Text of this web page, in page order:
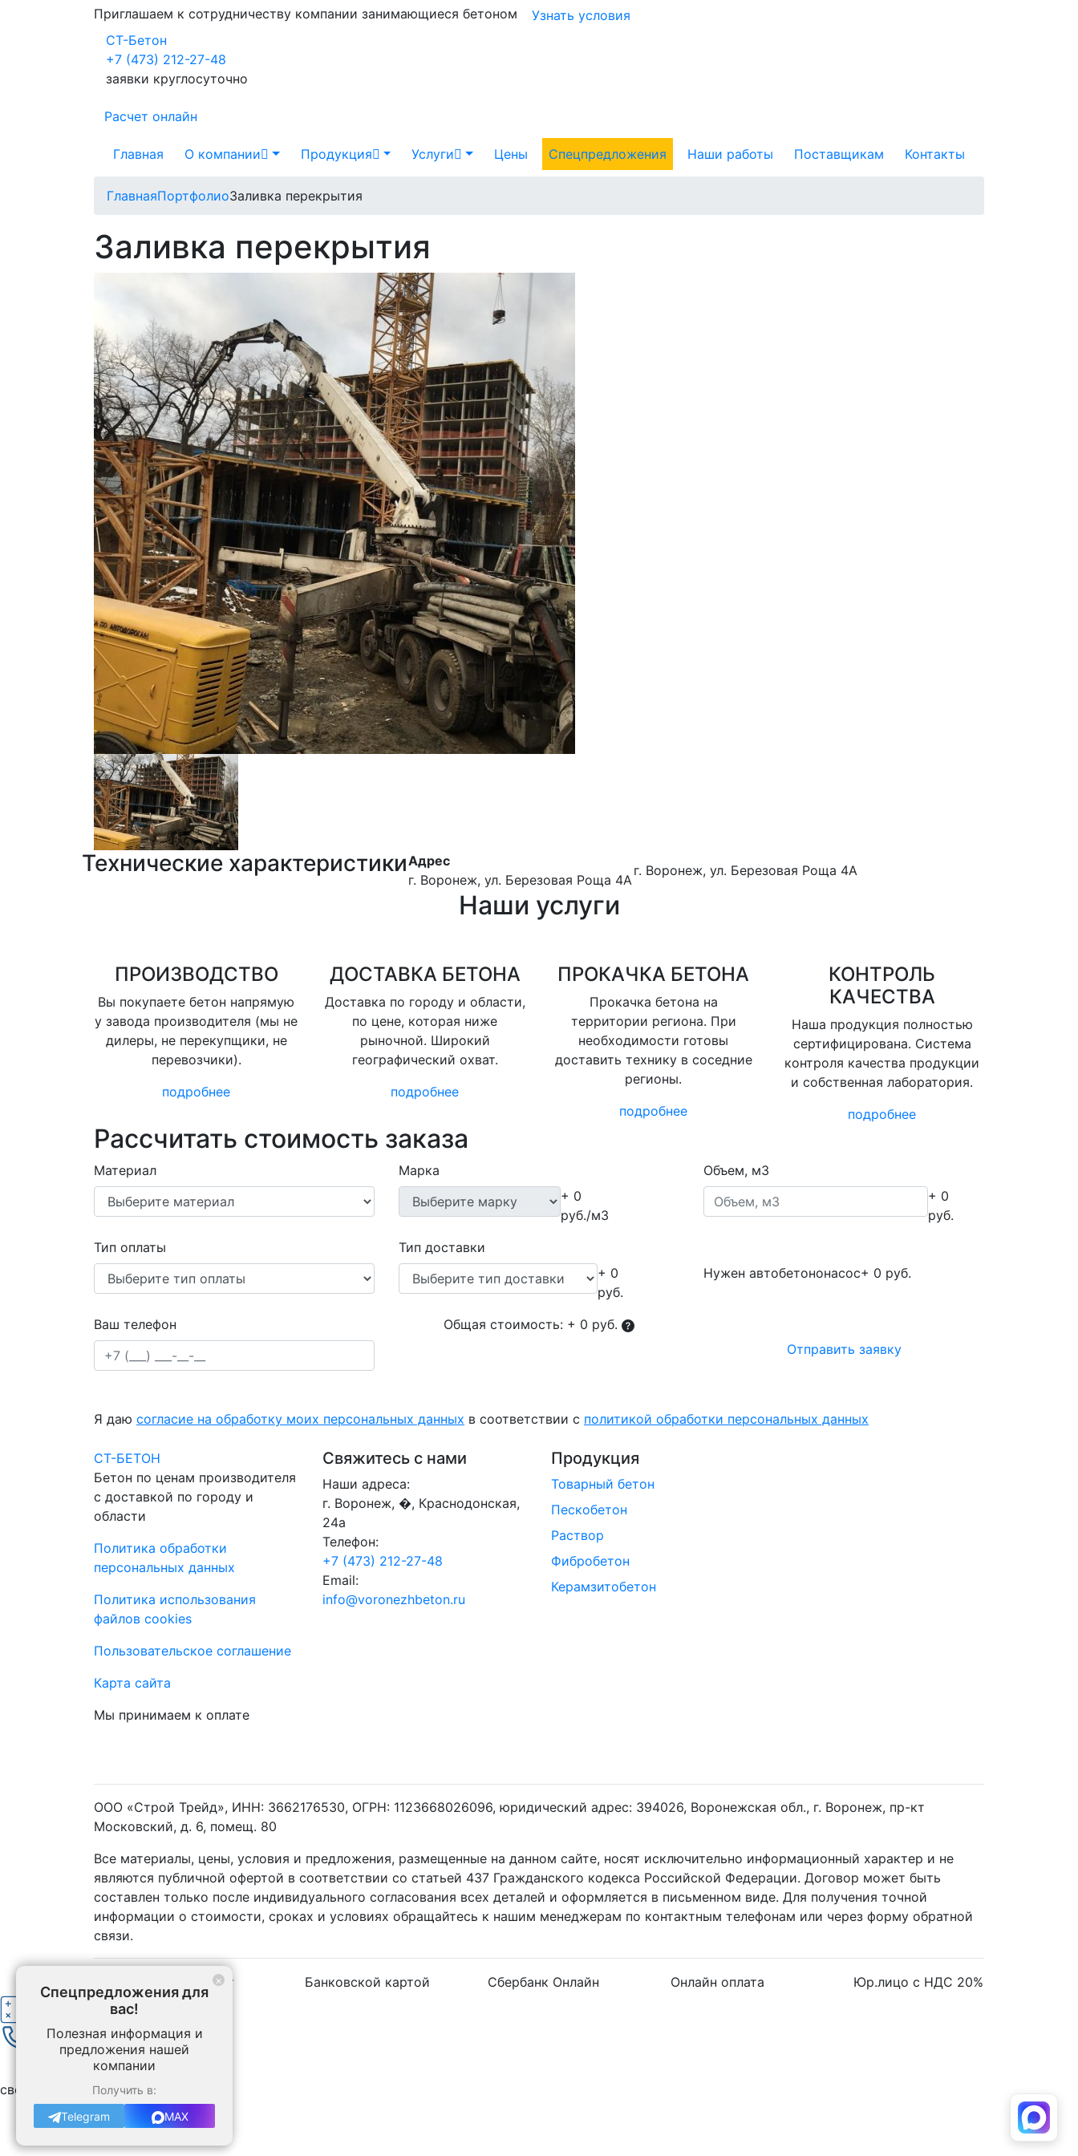
Приглашаем к сотрудничеству компании занимающиеся бетоном
Узнать условия
СТ-Бетон
+7 (473) 212-27-48
заявки круглосуточно
Расчет онлайн
Главная О компании Продукция Услуги Цены Спецпредложения Наши работы Поставщикам Контакты
ГлавнаяПортфолиоЗаливка перекрытия
Заливка перекрытия
Технические характеристикиАдрес
г. Воронеж, ул. Березовая Роща 4А
г. Воронеж, ул. Березовая Роща 4А
Наши услуги
ПРОИЗВОДСТВО
Вы покупаете бетон напрямую
у завода производителя (мы не
дилеры, не перекупщики, не
перевозчики).
подробнее
ДОСТАВКА БЕТОНА
Доставка по городу и области,
по цене, которая ниже
рыночной. Широкий
географический охват.
подробнее
ПРОКАЧКА БЕТОНА
Прокачка бетона на
территории региона. При
необходимости готовы
доставить технику в соседние
регионы.
подробнее
КОНТРОЛЬ
КАЧЕСТВА
Наша продукция полностью
сертифицирована. Система
контроля качества продукции
и собственная лаборатория.
подробнее
Рассчитать стоимость заказа
Материал
Марка
+ 0
руб./м3
Объем, м3
+ 0
руб.
Тип оплаты
Тип доставки
+ 0
руб.
Нужен автобетононасос+ 0 руб.
Ваш телефон Общая стоимость: + 0 руб.
Отправить заявку
Я даю согласие на обработку моих персональных данных в соответствии с политикой обработки персональных данных
СТ-БЕТОН
Бетон по ценам производителя
с доставкой по городу и
области
Политика обработки
персональных данных
Политика использования
файлов cookies
Пользовательское соглашение
Карта сайта
Мы принимаем к оплате
Свяжитесь с нами
Наши адреса:
г. Воронеж, �, Краснодонская,
24а
Телефон:
+7 (473) 212-27-48
Email:
info@voronezhbeton.ru
Продукция
Товарный бетон
Пескобетон
Раствор
Фибробетон
Керамзитобетон
ООО «Строй Трейд», ИНН: 3662176530, ОГРН: 1123668026096, юридический адрес: 394026, Воронежская обл., г. Воронеж, пр-кт
Московский, д. 6, помещ. 80
Все материалы, цены, условия и предложения, размещенные на данном сайте, носят исключительно информационный характер и не
являются публичной офертой в соответствии со статьей 437 Гражданского кодекса Российской Федерации. Договор может быть
составлен только после индивидуального согласования всех деталей и оформляется в письменном виде. Для получения точной
информации о стоимости, сроках и условиях обращайтесь к нашим менеджерам по контактным телефонам или через форму обратной
связи.
Наличный расчёт Банковской картой Сбербанк Онлайн Онлайн оплата Юр.лицо с НДС 20%
Спецпредложения для
вас!
×
Полезная информация и
предложения нашей
компании
Получить в:
Telegram
MAX
Рассчитать стоимость бетона
Позвоните нам
Спецпредложения
свернуть